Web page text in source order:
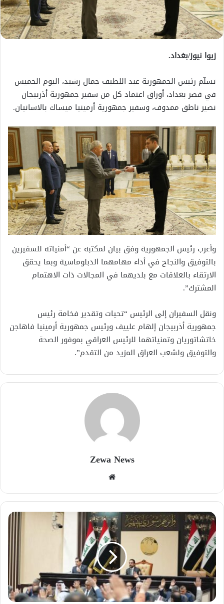
زيوا نيوز/بغداد.
تسلّم رئيس الجمهورية عبد اللطيف جمال رشيد، اليوم الخميس
في قصر بغداد، أوراق اعتماد كل من سفير جمهورية أذربيجان
نصير ناطق ممدوف، وسفير جمهورية أرمينيا ميساك بالاسانيان.
وأعرب رئيس الجمهورية وفق بيان لمكتبه عن “أمنياته للسفيرين
بالتوفيق والنجاح في أداء مهامهما الدبلوماسية وبما يحقق
الارتقاء بالعلاقات مع بلديهما في المجالات ذات الاهتمام
المشترك”.
ونقل السفيران إلى الرئيس “تحيات وتقدير فخامة رئيس
جمهورية أذربيجان إلهام علييف ورئيس جمهورية أرمينيا فاهاجن
خاتشاتوريان وتمنياتهما للرئيس العراقي بموفور الصحة
والتوفيق ولشعب العراق المزيد من التقدم”.
Zewa News